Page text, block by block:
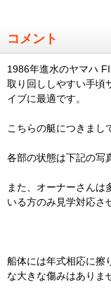
コメント
1986年進水のヤマハ
取り回ししやすい手頃
イブに最適です。
こちらの艇につきまし
各部の状態は下記の写
また、オーナーさんは
いる方のみ見学対応さ
船体には年式相応に擦
な大きな傷みはありま